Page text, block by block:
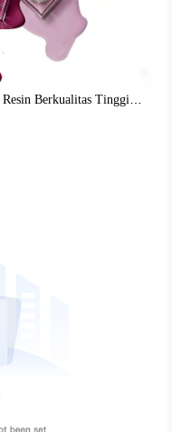
Produk Introduksi Talijemur Kuku ABS Resin Berkualitas Tinggi: Memenuhi Kebutuhan Eksportir akan Keberlanjutan dan Daya Tahan Lingkungan